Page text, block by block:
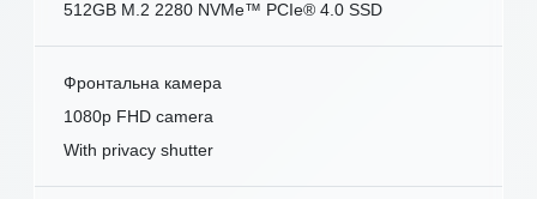
512GB M.2 2280 NVMe™ PCIe® 4.0 SSD
Фронтальна камера
1080p FHD camera
With privacy shutter